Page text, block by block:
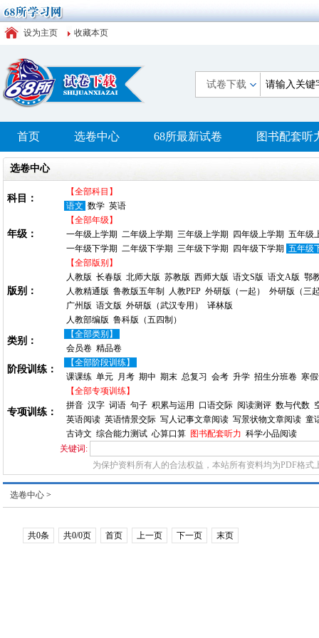
设为主页 收藏本页
试卷下载
首页 选卷中心 68所最新试卷 图书配套听
选卷中心
科目：
【全部科目】
语文 数学 英语
年级：
【全部年级】
一年级上学期 二年级上学期 三年级上学期 四年级上学期 五年级
一年级下学期 二年级下学期 三年级下学期 四年级下学期 五年级
版别：
【全部版别】
人教版 长春版 北师大版 苏教版 西师大版 语文S版 语文A版 鄂
人教精通版 鲁教版五年制 人教PEP 外研版（一起）
外研版（三
广州版 语文版 外研版（武汉专用）
译林版
人教部编版 鲁科版（五四制）
类别：
【全部类别】
会员卷 精品卷
阶段训练：
【全部阶段训练】
课课练 单元 月考 期中 期末 总复习 会考 升学 招生分班卷 寒
专项训练：
【全部专项训练】
拼音 汉字 词语 句子 积累与运用 口语交际 阅读测评 数与代数
英语阅读 英语情景交际 写人记事文章阅读 写景状物文章阅读 童
古诗文 综合能力测试 心算口算 图书配套听力 科学小品阅读
关键词:
为保护资料所有人的合法权益，本站所有资料均为PDF格式
选卷中心 >
共0条 共0/0页 首页 上一页 下一页 末页